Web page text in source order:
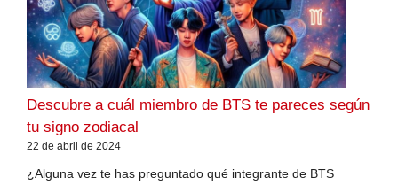
Descubre a cuál miembro de BTS te pareces según
tu signo zodiacal
22 de abril de 2024
¿Alguna vez te has preguntado qué integrante de BTS